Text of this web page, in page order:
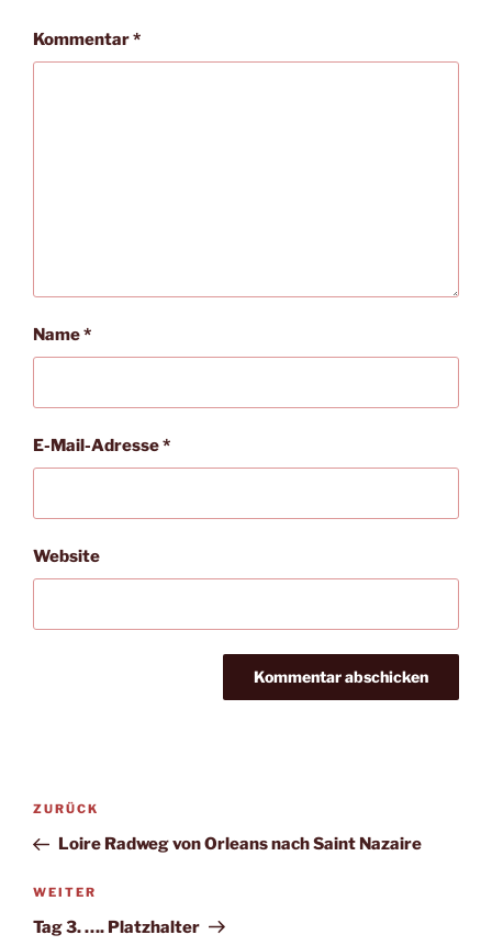
Kommentar*
Name*
E-Mail-Adresse*
Website
Beitragsnavigation
Vorheriger
Beitrag
ZURÜCK
Loire Radweg von Orleans nach Saint Nazaire
Nächster
Beitrag
WEITER
Tag 3. …. Platzhalter